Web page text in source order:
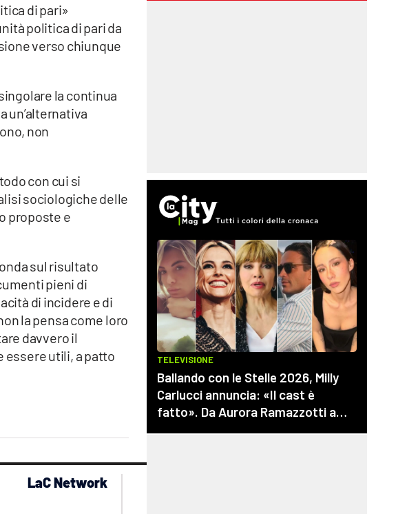
di pari»
politica di pari da
verso chiunque
la continua
un’alternativa
non
con cui si
sociologiche delle
proposte e
sul risultato
pieni di
di incidere e di
la pensa come loro
davvero il
utili, a patto
LaC Network